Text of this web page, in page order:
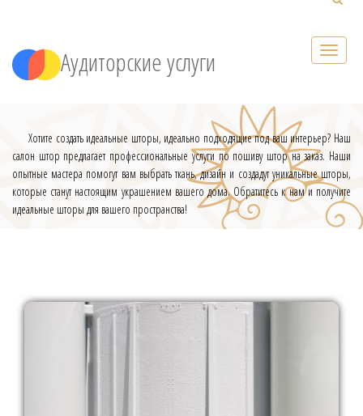
Аудиторские услуги
Хотите создать идеальные шторы, идеально подходящие под ваш интерьер? Наш
салон штор предлагает профессиональные услуги по пошиву штор на заказ. Наши
опытные мастера помогут вам выбрать ткань, дизайн и создадут уникальные шторы,
которые станут настоящим украшением вашего дома. Обратитесь к нам и получите
идеальные шторы для вашего пространства!